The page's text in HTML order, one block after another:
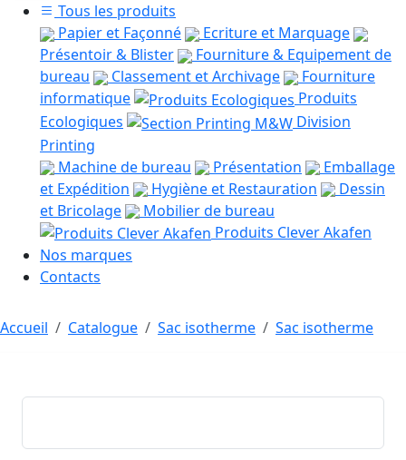
Tous les produits
Papier et Façonné
Ecriture et Marquage
Présentoir & Blister
Fourniture & Equipement de
bureau
Classement et Archivage
Fourniture
informatique
Produits
Ecologiques
Division
Printing
Machine de bureau
Présentation
Emballage
et Expédition
Hygiène et Restauration
Dessin
et Bricolage
Mobilier de bureau
Produits Clever Akafen
Nos marques
Contacts
Accueil Catalogue Sac isotherme Sac isotherme